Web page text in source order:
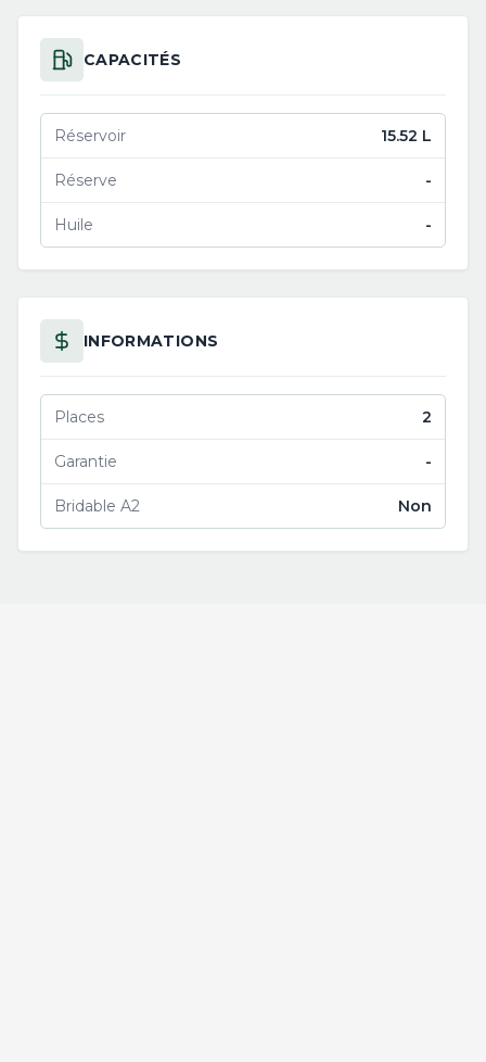
CAPACITÉS
Réservoir 15.52 L
Réserve -
Huile -
INFORMATIONS
Places 2
Garantie -
Bridable A2 Non